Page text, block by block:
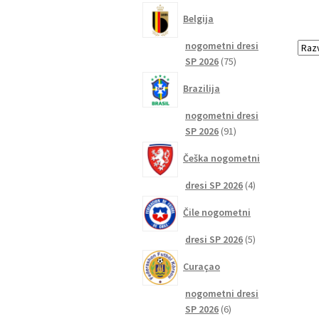
Belgija
nogometni dresi
SP 2026 7575
Brazilija
nogometni dresi
SP 2026 9191
Češka nogometni
dresi SP 2026 44
Čile nogometni
dresi SP 2026 55
Curaçao
nogometni dresi
SP 2026 66